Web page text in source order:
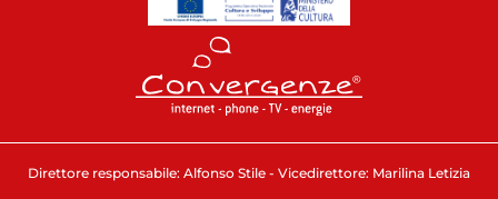
Direttore responsabile: Alfonso Stile - Vicedirettore: Marilina Letizia